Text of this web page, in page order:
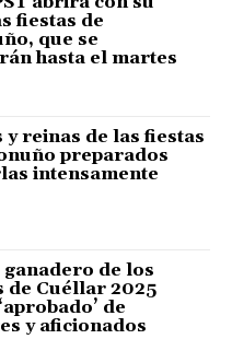
fiestas de
que se
hasta el martes
y reinas de las fiestas
preparados
intensamente
de los
de Cuéllar 2025
de
y aficionados